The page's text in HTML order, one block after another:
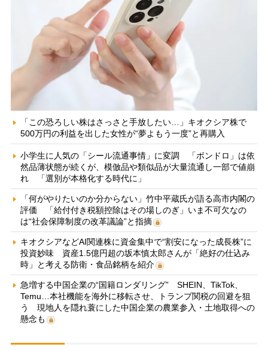
「この恐ろしい株はさっさと手放したい…」キオクシア株で
500万円の利益を出した女性が“夢よもう一度”と再購入
小学生に人気の「シール流通事情」に変調 「ボンドロ」は依
然品薄状態が続くが、模倣品や類似品が大量流通し一部で値崩
れ 「選別が本格化する時代に」
「何がやりたいのか分からない」竹中平蔵氏が語る高市内閣の
評価 「給付付き税額控除はその場しのぎ」いま不可欠なの
は“社会保障制度の改革議論”と指摘
キオクシアなどAI関連株に資金集中で“割安になった成長株”に
投資妙味 資産1.5億円超の坂本慎太郎さんが「絶好の仕込み
時」と考える防衛・食品銘柄を紹介
急増する中国企業の“国籍ロンダリング” SHEIN、TikTok、
Temu…本社機能を海外に移転させ、トランプ関税の回避を狙
う 現地人を隠れ蓑にした中国企業の農業参入・土地取得への
懸念も